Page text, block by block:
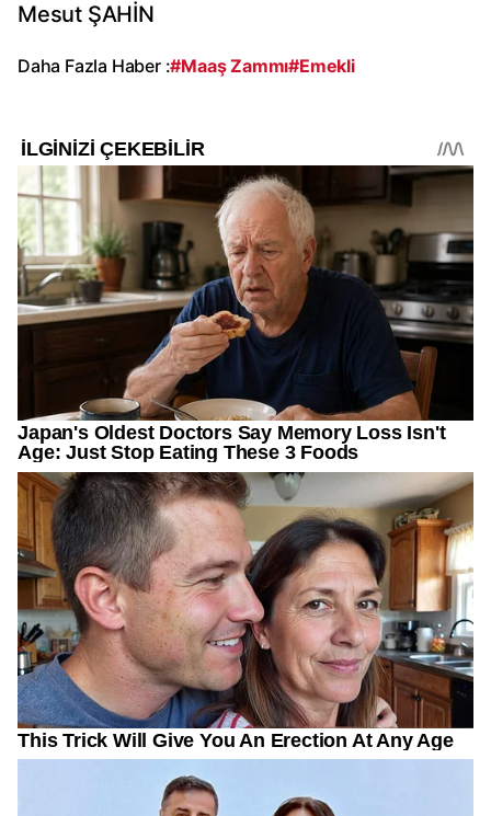
Mesut ŞAHİN
Daha Fazla Haber :#Maaş Zammı#Emekli